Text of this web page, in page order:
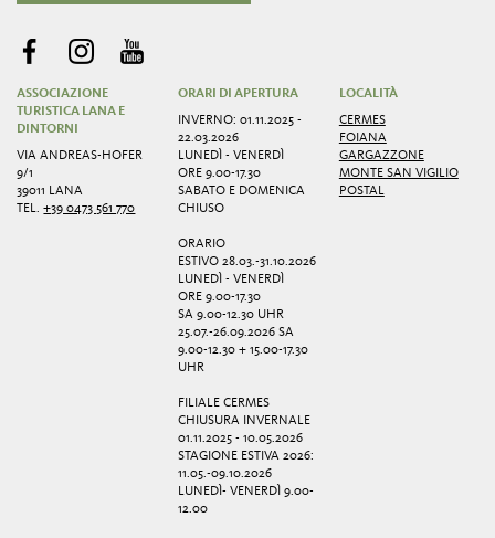
ASSOCIAZIONE
TURISTICA LANA E
DINTORNI
VIA ANDREAS-HOFER
9/1
39011 LANA
TEL.+39 0473 561 770
ORARI DI APERTURA
INVERNO: 01.11.2025 -
22.03.2026
LUNEDÌ - VENERDÌ
ORE 9.00-17.30
SABATO E DOMENICA
CHIUSO
ORARIO
ESTIVO 28.03.-31.10.2026
LUNEDÌ - VENERDÌ
ORE 9.00-17.30
SA 9.00-12.30 UHR
25.07.-26.09.2026 SA
9.00-12.30 + 15.00-17.30
UHR
FILIALE CERMES
CHIUSURA INVERNALE
01.11.2025 - 10.05.2026
STAGIONE ESTIVA 2026:
11.05.-09.10.2026
LUNEDÌ- VENERDÌ 9.00-
12.00
LOCALITÀ
CERMES
FOIANA
GARGAZZONE
MONTE SAN VIGILIO
POSTAL